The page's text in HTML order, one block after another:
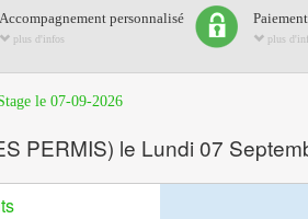
Accompagnement personnalisé
plus d'infos plus
le 07-09-2026
PERMIS) le Lundi 07